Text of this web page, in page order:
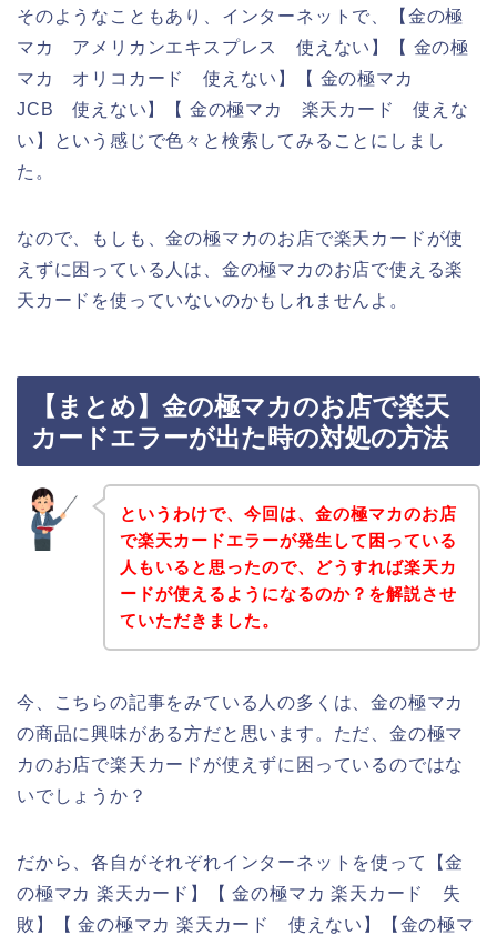
そのようなこともあり、インターネットで、【金の極
マカ アメリカンエキスプレス 使えない】【 金の極
マカ オリコカード 使えない】【 金の極マカ
JCB 使えない】【 金の極マカ 楽天カード 使えな
い】という感じで色々と検索してみることにしまし
た。
なので、もしも、金の極マカのお店で楽天カードが使
えずに困っている人は、金の極マカのお店で使える楽
天カードを使っていないのかもしれませんよ。
【まとめ】金の極マカのお店で楽天
カードエラーが出た時の対処の方法
というわけで、今回は、金の極マカのお店
で楽天カードエラーが発生して困っている
人もいると思ったので、どうすれば楽天カ
ードが使えるようになるのか？を解説させ
ていただきました。
今、こちらの記事をみている人の多くは、金の極マカ
の商品に興味がある方だと思います。ただ、金の極マ
カのお店で楽天カードが使えずに困っているのではな
いでしょうか？
だから、各自がそれぞれインターネットを使って【金
の極マカ 楽天カード】【 金の極マカ 楽天カード 失
敗】【 金の極マカ 楽天カード 使えない】【金の極マ